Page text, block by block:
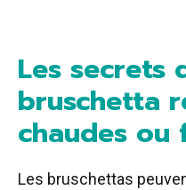
Les secrets
bruschetta
chaudes ou
Les bruschettas